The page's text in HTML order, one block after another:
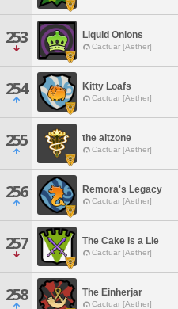
253 Liquid Onions
Cactuar [Aether]
254 Kitty Loafs
Cactuar [Aether]
255 the altzone
Cactuar [Aether]
256 Remora's Legacy
Cactuar [Aether]
257 The Cake Is a Lie
Cactuar [Aether]
258 The Einherjar
Cactuar [Aether]